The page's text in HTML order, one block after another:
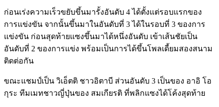
ก่อนเร่งความเร็วขยับขึ้นมารั้งอันดับ 4 ได้ตั้งแต่รอบแรกของ
การแข่งขัน จากนั้นขึ้นมาในอันดับที่ 3 ได้ในรอบที่ 3 ของการ
แข่งขัน ก่อนสุดท้ายแซงขึ้นมาได้หนึ่งอันดับ เข้าเส้นชัยเป็น
อันดับที่ 2 ของการแข่ง พร้อมเป็นการได้ขึ้นโพลเดี้ยมสองสนาม
ติดต่อกัน
ขณะแชมป์เป็น วิเอ็ตติ ชาวอิตาบี ส่วนอันดับ 3 เป็นของ อาอิ โอ
กุระ ทีมเมทชาวญี่ปุ่นของ สมเกียรติ ที่พลิกแซงได้โค้งสุดท้าย